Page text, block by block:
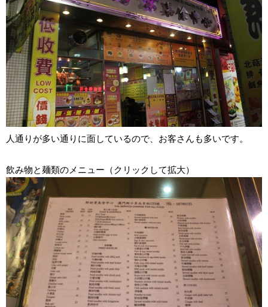
人通りが多い通りに面しているので、お客さんも多いです。
飲み物と麺類のメニュー（クリックして拡大）